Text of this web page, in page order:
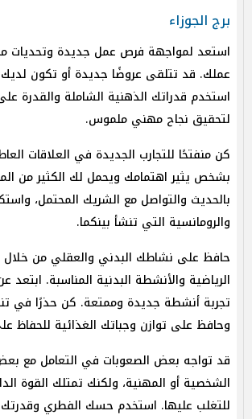
برج الجوزاء
استعد لمواجهة فرص عمل جديدة وتحديات
عملك. قد تتلقى عروضًا جديدة أو تكون لديك
استخدم قدراتك الذهنية الشاملة والقدرة
لتحقيق نجاح مهني ملموس.
كن منفتحًا للتجارب الجديدة في العلاقات
بشخص يثير اهتمامك ويحمل لك الكثير من
بالحديث والتواصل مع الشريك المحتمل،
والرومانسية التي تنشأ بينكما.
حافظ على نشاطك البدني والعقلي من خلال
الرياضية والأنشطة البدنية المناسبة. ابتعد
تجربة أنشطة جديدة وممتعة. كن حذرًا في
وحافظ على توازن وجباتك الغذائية للحفاظ
قد تواجه بعض الصعوبات في التعامل مع
الشخصية أو المهنية، ولكنك تمتلك القوة
للتغلب عليها. استخدم حسك الفطري